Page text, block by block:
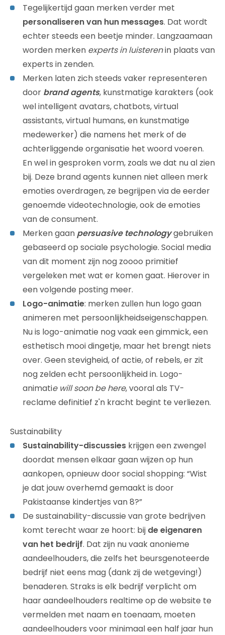
Tegelijkertijd gaan merken verder met
personaliseren van hun messages. Dat wordt
echter steeds een beetje minder. Langzaamaan
worden merken experts in luisterenin plaats van
experts in zenden.
Merken laten zich steeds vaker representeren
door brand agents, kunstmatige karakters (ook
wel intelligent avatars, chatbots, virtual
assistants, virtual humans, en kunstmatige
medewerker) die namens het merk of de
achterliggende organisatie het woord voeren.
En wel in gesproken vorm, zoals we dat nu al zien
bij. Deze brand agents kunnen niet alleen merk
emoties overdragen, ze begrijpen via de eerder
genoemde videotechnologie, ook de emoties
van de consument.
Merken gaan persuasive technologygebruiken
gebaseerd op sociale psychologie. Social media
van dit moment zijn nog zoooo primitief
vergeleken met wat er komen gaat. Hierover in
een volgende posting meer.
Logo-animatie: merken zullen hun logo gaan
animeren met persoonlijkheidseigenschappen.
Nu is logo-animatie nog vaak een gimmick, een
esthetisch mooi dingetje, maar het brengt niets
over. Geen stevigheid, of actie, of rebels, er zit
nog zelden echt persoonlijkheid in. Logo-
animatie will soon be here, vooral als TV-
reclame definitief z'n kracht begint te verliezen.
Sustainability
Sustainability-discussies krijgen een zwengel
doordat mensen elkaar gaan wijzen op hun
aankopen, opnieuw door social shopping: “Wist
je dat jouw overhemd gemaakt is door
Pakistaanse kindertjes van 8?”
De sustainability-discussie van grote bedrijven
komt terecht waar ze hoort: bij de eigenaren
van het bedrijf. Dat zijn nu vaak anonieme
aandeelhouders, die zelfs het beursgenoteerde
bedrijf niet eens mag (dank zij de wetgeving!)
benaderen. Straks is elk bedrijf verplicht om
haar aandeelhouders realtime op de website te
vermelden met naam en toenaam, moeten
aandeelhouders voor minimaal een half jaar hun